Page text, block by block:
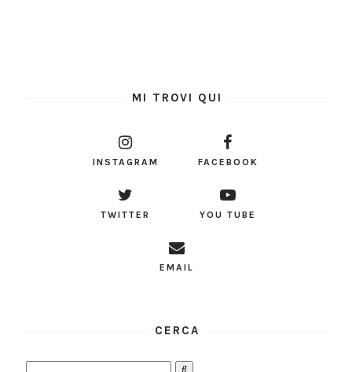
MI TROVI QUI
INSTAGRAM FACEBOOK
TWITTER YOU TUBE
EMAIL
CERCA